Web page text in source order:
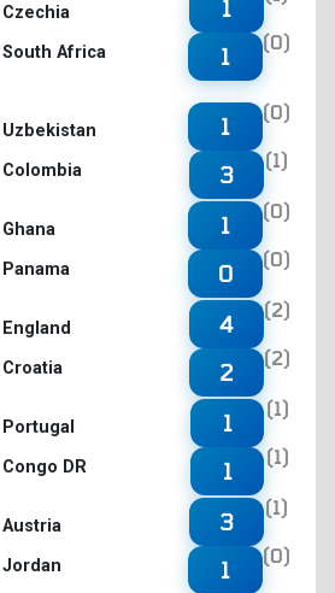
Czechia
South Africa
1
1
(0)
Uzbekistan
Colombia
1
(0)
3
(1)
Ghana
Panama
1
(0)
0
(0)
England
Croatia
4
(2)
2
(2)
Portugal
Congo DR
1
(1)
1
(1)
Austria
Jordan
3
(1)
1
(0)